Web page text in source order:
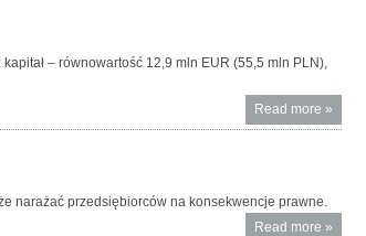
– równowartość 12,9 mln EUR (55,5 mln PLN),
Read more About
»
narażać przedsiębiorców na konsekwencje prawne.
Read more About
»